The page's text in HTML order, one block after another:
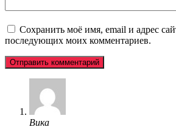
Сохранить моё имя, email и адрес
последующих моих комментариев.
Вика